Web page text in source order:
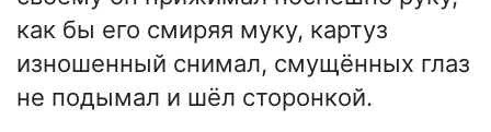
как бы его смиряя муку, картуз
изношенный снимал, смущённых глаз
не подымал и шёл сторонкой.